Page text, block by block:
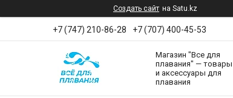
Создать сайт на Satu.kz
+7 (747) 210-86-28 +7 (707) 400-45-53
Магазин "Все для
плавания" — товары
и аксессуары для
плавания